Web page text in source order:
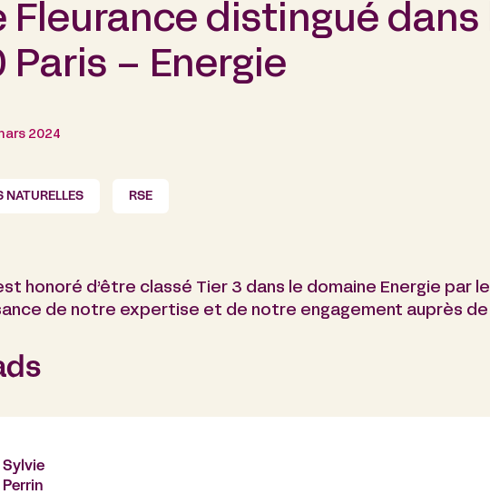
Fleurance distingué
Paris – Energie
2024
NATURELLES RSE
honoré d’être classé Tier 3 dans le domaine Energie par
de notre expertise et de notre engagement auprès
Sylvie
Perrin